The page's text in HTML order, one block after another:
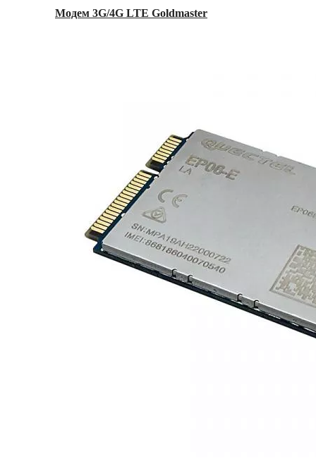
Модем 3G/4G LTE Goldmaster